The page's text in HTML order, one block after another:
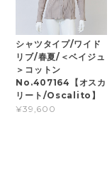
シャツタイプ/ワイド
リブ/春夏/＜ベイジュ
＞コットン
No.407164【オスカ
リート/Oscalito】
¥39,600